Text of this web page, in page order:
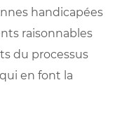
handicapées
raisonnables
du processus
en font la